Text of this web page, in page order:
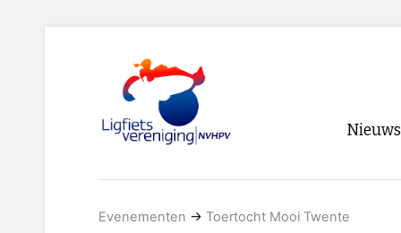
Nieuws
Evenementen → Toertocht Mooi Twente